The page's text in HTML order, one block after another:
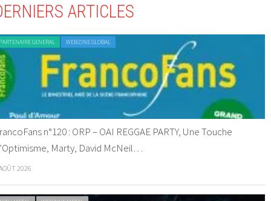
ARTICLES
GENERAL WEBZINE GLOBAL
n°120 : ORP – OAI REGGAE PARTY, Une Touche
Marty, David McNeil…
2026